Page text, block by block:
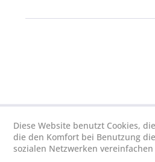
Diese Website benutzt Cookies,
die den Komfort bei Benutzung
sozialen Netzwerken